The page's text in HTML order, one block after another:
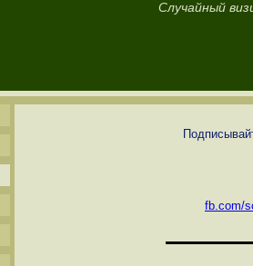
Случайный
fb.com/